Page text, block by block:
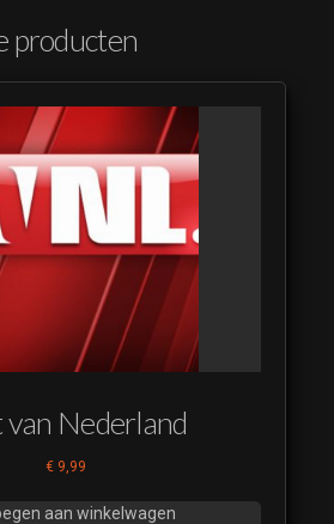
producten
Nederland
€ 9,99
aan winkelwagen